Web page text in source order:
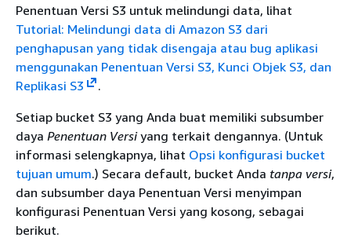
Penentuan Versi S3 untuk melindungi data, lihat
Tutorial: Melindungi data di Amazon S3 dari
penghapusan yang tidak disengaja atau bug aplikasi
menggunakan Penentuan Versi S3, Kunci Objek S3, dan
Replikasi S3
.
Setiap bucket S3 yang Anda buat memiliki subsumber
daya Penentuan Versiyang terkait dengannya. (Untuk
informasi selengkapnya, lihat Opsi konfigurasi bucket
tujuan umum.) Secara default, bucket Anda tanpa versi,
dan subsumber daya Penentuan Versi menyimpan
konfigurasi Penentuan Versi yang kosong, sebagai
berikut.